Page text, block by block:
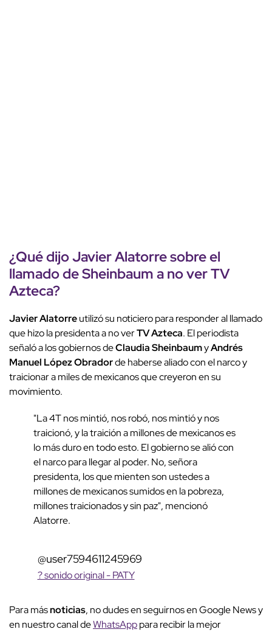
¿Qué dijo Javier Alatorre sobre el
llamado de Sheinbaum a no ver TV
Azteca?
Javier Alatorreutilizó su noticiero para responder al llamado
que hizo la presidenta a no verTV Azteca. El periodista
señaló a los gobiernos deClaudia SheinbaumyAndrés
Manuel López Obradorde haberse aliado con el narco y
traicionar a miles de mexicanos que creyeron en su
movimiento.
"La 4T nos mintió, nos robó, nos mintió y nos
traicionó, y la traición a millones de mexicanos es
lo más duro en todo esto. El gobierno se alió con
el narco para llegar al poder. No, señora
presidenta, los que mienten son ustedes a
millones de mexicanos sumidos en la pobreza,
millones traicionados y sin paz", mencionó
Alatorre.
@user7594611245969
? sonido original - PATY
Para másnoticias, no dudes en seguirnos en Google News y
en nuestro canal deWhatsApppara recibir la mejor